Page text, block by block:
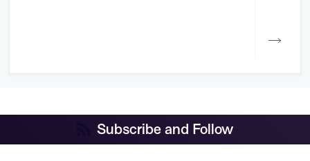
Subscribe and Follow